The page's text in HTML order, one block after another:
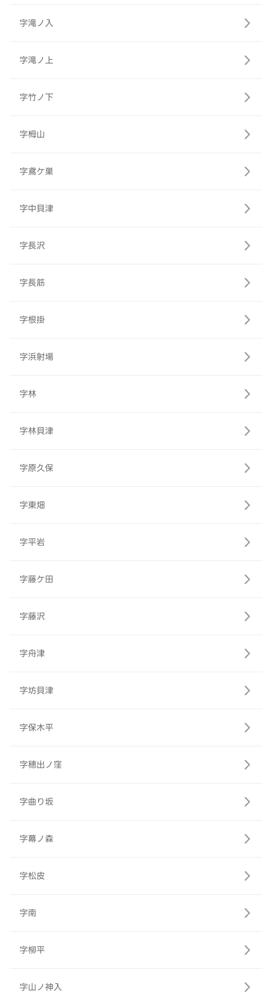
字滝ノ入
字滝ノ上
字竹ノ下
字栂山
字鳶ケ巣
字中貝津
字長沢
字長筋
字根掛
字浜射場
字林
字林貝津
字原久保
字東畑
字平岩
字藤ケ田
字藤沢
字舟津
字坊貝津
字保木平
字穂出ノ窪
字曲り坂
字幕ノ森
字松皮
字南
字柳平
字山ノ神入